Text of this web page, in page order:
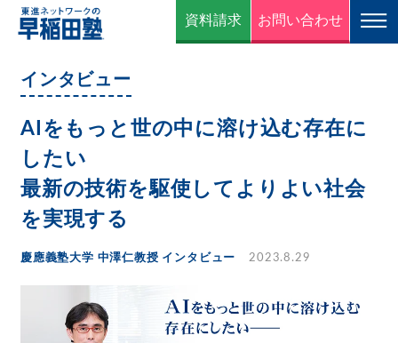
資料請求 お問い合わせ
インタビュー
AIをもっと世の中に溶け込む存在に
したい
最新の技術を駆使してよりよい社会
を実現する
慶應義塾大学 中澤仁教授 インタビュー 2023.8.29